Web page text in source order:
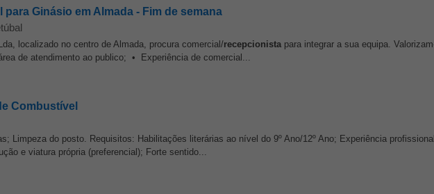
Ginásio em Almada - Fim de semana
localizado no centro de Almada, procura comercial/recepcionista para integrar a sua equipa.
de atendimento ao publico; • Experiência de comercial...
Combustível
Limpeza do posto. Requisitos: Habilitações literárias ao nível do 9º Ano/12º Ano; Experiência
e viatura própria (preferencial); Forte sentido...